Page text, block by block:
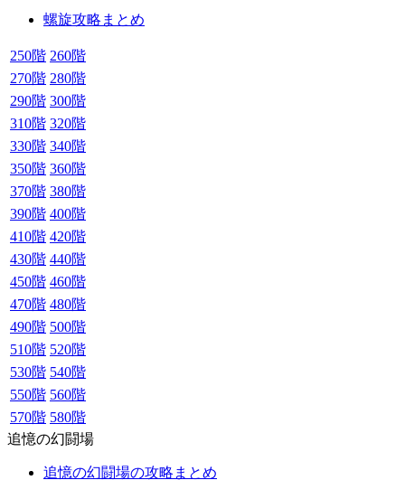
螺旋攻略まとめ
250階 260階
270階 280階
290階 300階
310階 320階
330階 340階
350階 360階
370階 380階
390階 400階
410階 420階
430階 440階
450階 460階
470階 480階
490階 500階
510階 520階
530階 540階
550階 560階
570階 580階
追憶の幻闘場
追憶の幻闘場の攻略まとめ